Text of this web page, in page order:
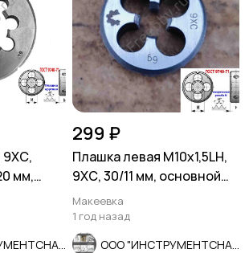
9ХС,
мм,
299 ₽
Плашка левая М10х1,5LH,
9ХС, 30/11 мм, основной
шаг, ГОСТ 9740-71
Макеевка
1 год назад